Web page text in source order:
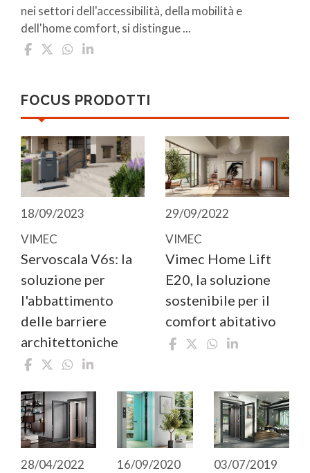
nei settori dell'accessibilità, della mobilità e
dell'home comfort, si distingue ...
FOCUS PRODOTTI
18/09/2023
VIMEC
Servoscala V6s: la
soluzione per
l'abbattimento
delle barriere
architettoniche
29/09/2022
VIMEC
Vimec Home Lift
E20, la soluzione
sostenibile per il
comfort abitativo
28/04/2022
16/09/2020
03/07/2019